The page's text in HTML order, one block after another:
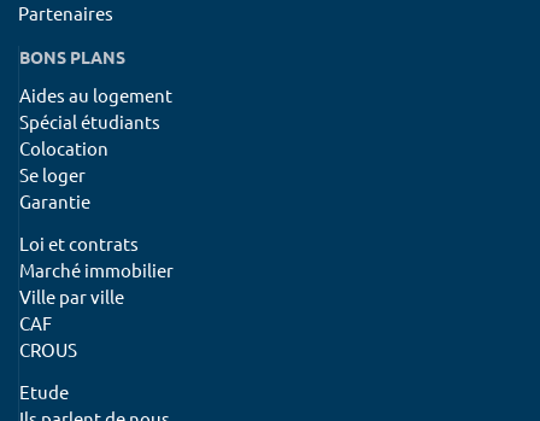
Partenaires
BONS PLANS
Aides au logement
Spécial étudiants
Colocation
Se loger
Garantie
Loi et contrats
Marché immobilier
Ville par ville
CAF
CROUS
Etude